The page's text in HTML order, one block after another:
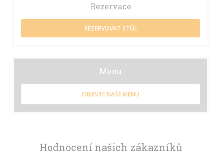
Hodnocení našich zákazníků
Rezervace
REZERVOVAT STŮL
Menu
OBJEVTE NAŠE MENU